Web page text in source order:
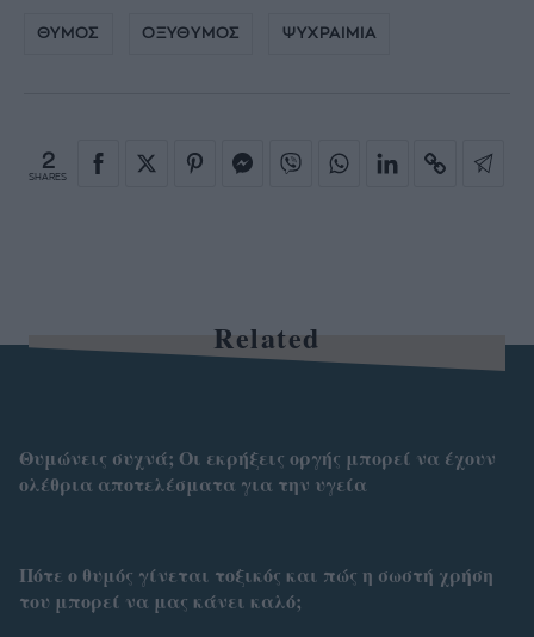
ΘΥΜΟΣ ΟΞΥΘΥΜΟΣ ΨΥΧΡΑΙΜΙΑ
2
SHARES
Related
Θυμώνεις συχνά; Οι εκρήξεις οργής μπορεί να έχουν
ολέθρια αποτελέσματα για την υγεία
Πότε ο θυμός γίνεται τοξικός και πώς η σωστή χρήση
του μπορεί να μας κάνει καλό;